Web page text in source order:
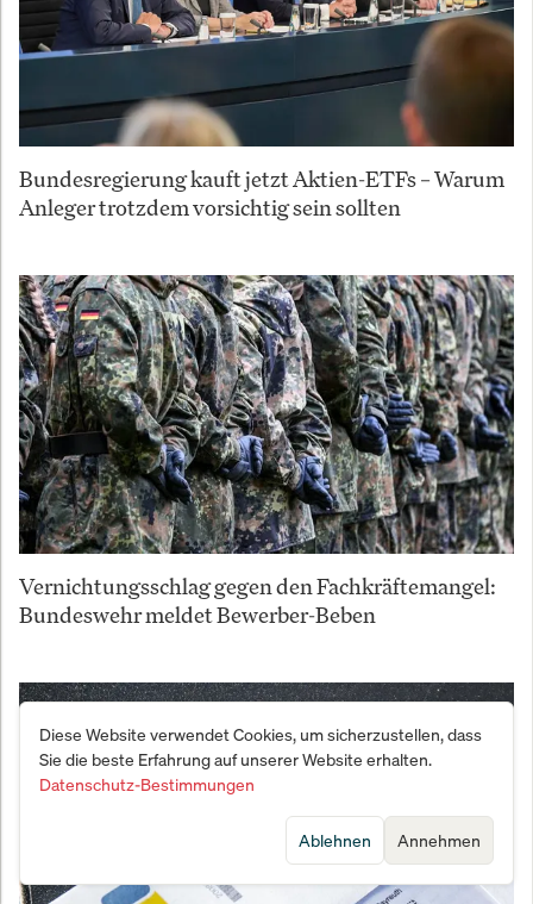
Bundesregierung kauft jetzt Aktien-ETFs – Warum
Anleger trotzdem vorsichtig sein sollten
Vernichtungsschlag gegen den Fachkräftemangel:
Bundeswehr meldet Bewerber-Beben
Diese Website verwendet Cookies, um sicherzustellen, dass
Sie die beste Erfahrung auf unserer Website erhalten.
Datenschutz-Bestimmungen
Annehmen
Ablehnen